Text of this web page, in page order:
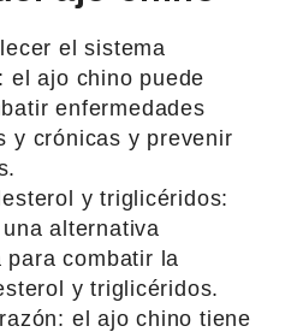
el sistema
el ajo chino puede
enfermedades
y crónicas y prevenir
y triglicéridos:
alternativa
para combatir la
y triglicéridos.
el ajo chino tiene